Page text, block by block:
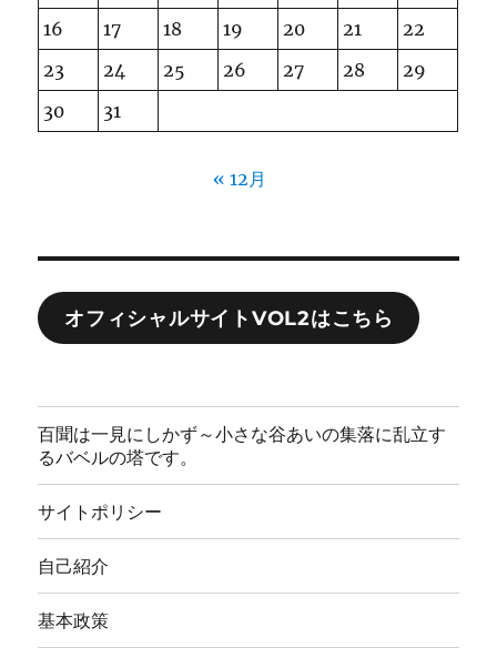
16
17 18 19 20 21
22
23
24 25 26 27 28
29
30
31
« 12月
オフィシャルサイトVOL2はこちら
百聞は一見にしかず～小さな谷あいの集落に乱立す
るバベルの塔です。
サイトポリシー
自己紹介
基本政策